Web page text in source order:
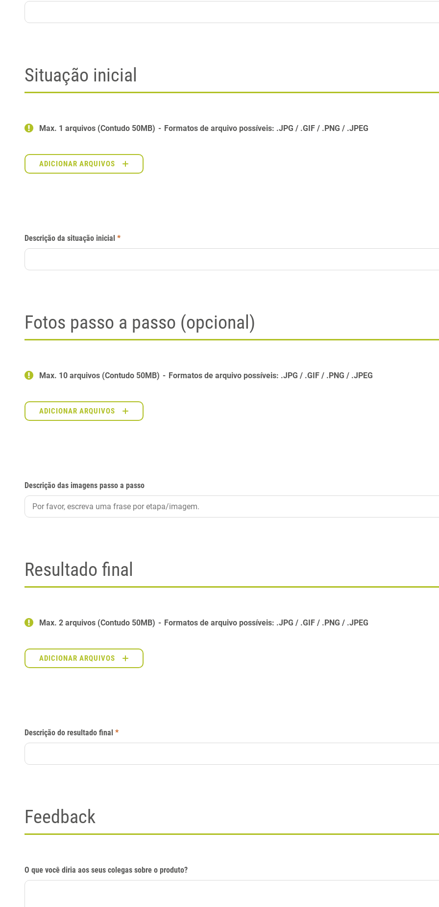
Compartilhe
Situação inicial
Max. 1 arquivos (Contudo 50MB) Formatos de arquivo possíveis: .JPG .GIF .PNG .JPEG
ADICIONAR ARQUIVOS
Descrição da situação inicial *
Fotos passo a passo (opcional)
Max. 10 arquivos (Contudo 50MB) Formatos de arquivo possíveis: .JPG .GIF .PNG .JPEG
ADICIONAR ARQUIVOS
Descrição das imagens passo a passo
Resultado final
Max. 2 arquivos (Contudo 50MB) Formatos de arquivo possíveis: .JPG .GIF .PNG .JPEG
ADICIONAR ARQUIVOS
Descrição do resultado final *
Feedback
O que você diria aos seus colegas sobre o produto?